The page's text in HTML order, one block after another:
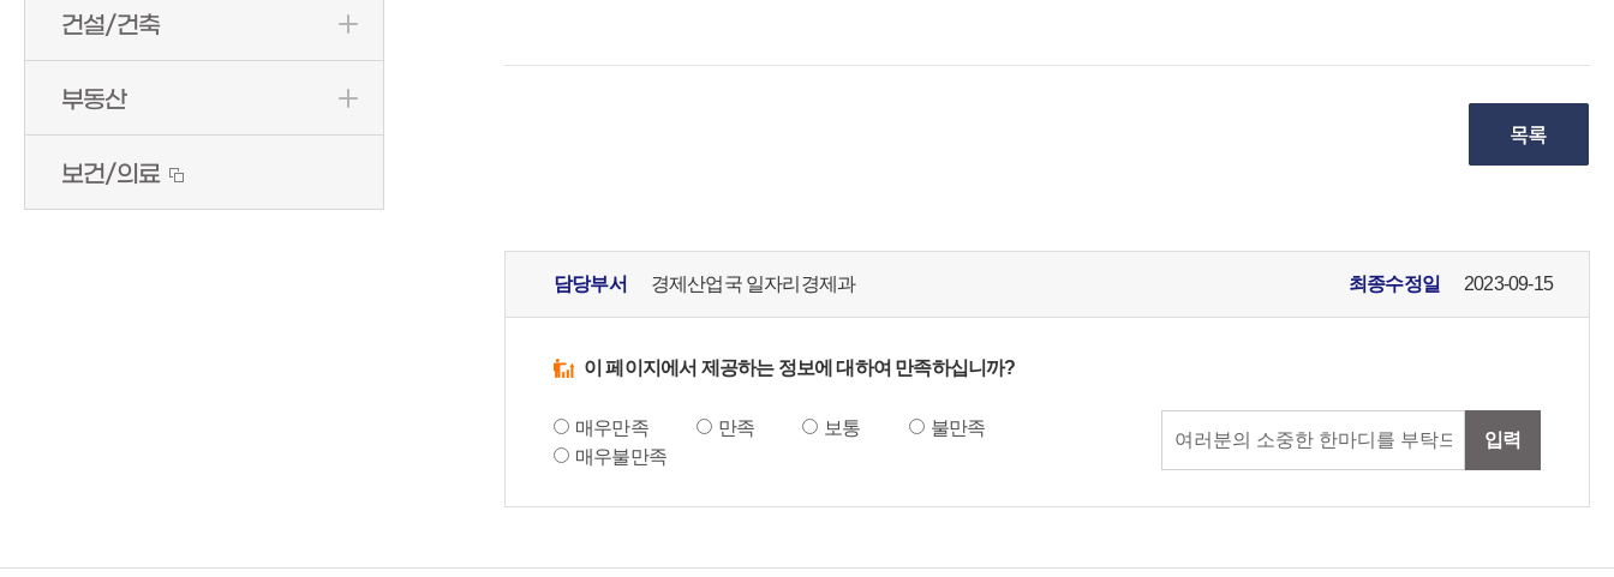
건설/건축
부동산
보건/의료
담당부서 경제산업국 일자리경제과 최종수정일 2023-09-15
이 페이지에서 제공하는 정보에 대하여 만족하십니까?
매우만족 만족 보통
불만족
매우불만족
입력